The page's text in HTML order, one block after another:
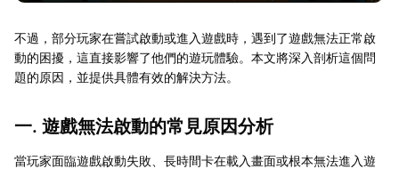
不過，部分玩家在嘗試啟動或進入遊戲時，遇到了遊戲無法正常啟
動的困擾，這直接影響了他們的遊玩體驗。本文將深入剖析這個問
題的原因，並提供具體有效的解決方法。
一. 遊戲無法啟動的常見原因分析
當玩家面臨遊戲啟動失敗、長時間卡在載入畫面或根本無法進入遊